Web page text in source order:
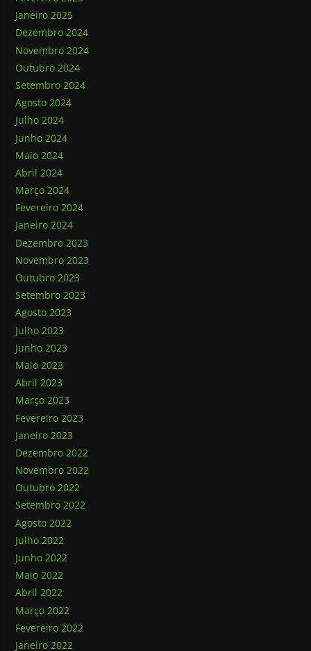
Janeiro 2025
Dezembro 2024
Novembro 2024
Outubro 2024
Setembro 2024
Agosto 2024
Julho 2024
Junho 2024
Maio 2024
Abril 2024
Março 2024
Fevereiro 2024
Janeiro 2024
Dezembro 2023
Novembro 2023
Outubro 2023
Setembro 2023
Agosto 2023
Julho 2023
Junho 2023
Maio 2023
Abril 2023
Março 2023
Fevereiro 2023
Janeiro 2023
Dezembro 2022
Novembro 2022
Outubro 2022
Setembro 2022
Agosto 2022
Julho 2022
Junho 2022
Maio 2022
Abril 2022
Março 2022
Fevereiro 2022
Janeiro 2022